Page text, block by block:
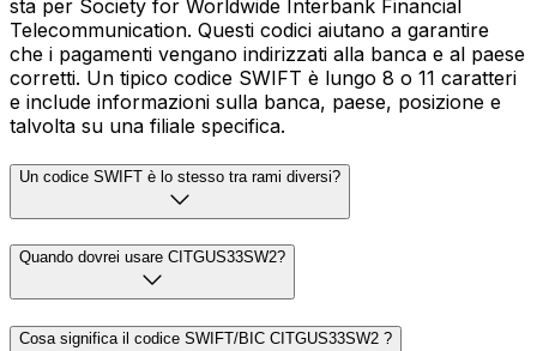
sta per Society for Worldwide Interbank Financial
Telecommunication. Questi codici aiutano a garantire
che i pagamenti vengano indirizzati alla banca e al paese
corretti. Un tipico codice SWIFT è lungo 8 o 11 caratteri
e include informazioni sulla banca, paese, posizione e
talvolta su una filiale specifica.
Un codice SWIFT è lo stesso tra rami diversi?
Quando dovrei usare CITGUS33SW2?
Cosa significa il codice SWIFT/BIC CITGUS33SW2 ?